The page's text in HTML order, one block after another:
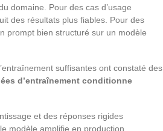
domaine. Pour des cas d’usage
des résultats plus fiables. Pour des
prompt bien structuré sur un modèle
suffisantes ont constaté des
d’entraînement conditionne
et des réponses rigides
modèle amplifie en production